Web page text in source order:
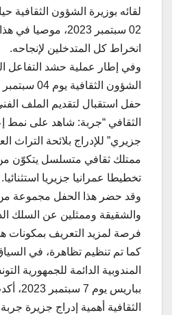
لقائه بوزيرة الشؤون الثقافية
02 سبتمبر 2023،
انخراط كل المتدخلين لإنجاحه.
وفي إطار عملية حشد التفاعل
حفل استقبال لتقديم الملف
الثقافي “جربة: شاهد على نمط
جزيري” للإدراج بلائحة التراث
تخطيطا عمرانيا جزيريا استثنائيا.
وقد حضر هذا الحفل مجموعة
والشقيقة وممثلين عن السلك
فرصة لمزيد التعريف بمكونات
كما تم تنظيم تظاهرة، في
المندوبية الدائمة للجمهورية
بباريس
الثقافية أهمية إدراج جزيرة